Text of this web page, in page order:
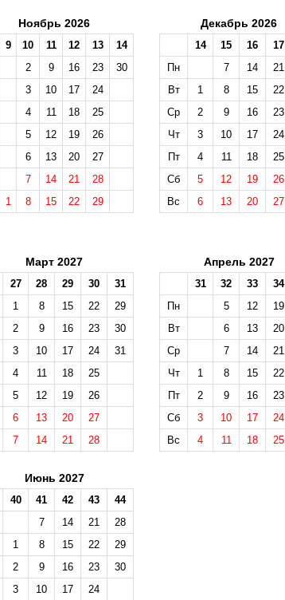
Ноябрь 2026
9 10 11 12 13
14
2 9 16 23
30
3 10 17
24
4 11 18
25
5 12 19
26
6 13 20
27
7 14 21
28
1 8 15 22 29
Декабрь 2026
14 15 16 17
Пн
7 14 21
Вт
1 8 15 22
Ср
2 9 16 23
Чт
3 10 17 24
Пт
4 11 18
25
Сб
5 12 19
26
Вс
6 13 20 27
Март 2027
27 28 29 30
31
1 8 15 22
29
2 9 16 23
30
3 10 17 24
31
4 11 18
25
5 12 19
26
6 13 20
27
7 14 21 28
Апрель 2027
31 32 33 34
Пн
5 12 19
Вт
6 13 20
Ср
7 14 21
Чт
1 8 15 22
Пт
2 9 16 23
Сб
3 10 17
24
Вс
4 11 18 25
Июнь 2027
40 41 42 43
44
7 14 21
28
1 8 15 22
29
2 9 16 23
30
3 10 17 24